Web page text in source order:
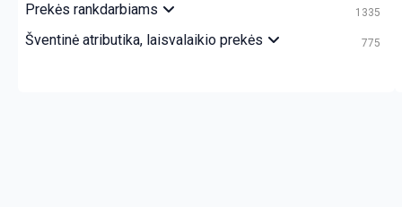
Prekės rankdarbiams 1335
Šventinė atributika, laisvalaikio prekės 775